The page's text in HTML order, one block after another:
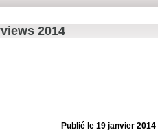
2014
Publié le 19 janvier 2014